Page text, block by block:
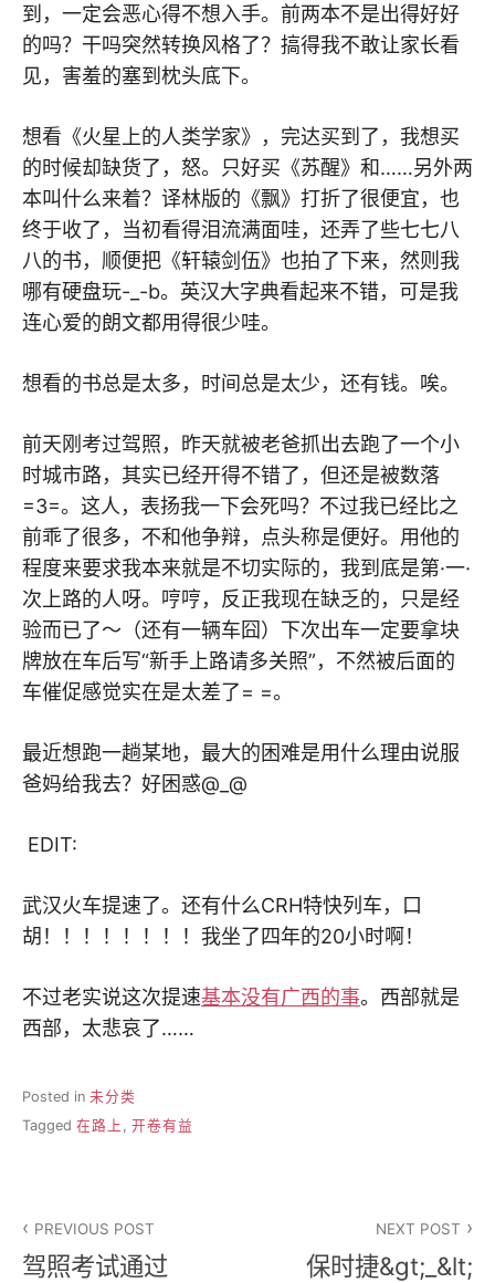
到，一定会恶心得不想入手。前两本不是出得好好
的吗？干吗突然转换风格了？搞得我不敢让家长看
见，害羞的塞到枕头底下。
想看《火星上的人类学家》，完达买到了，我想买
的时候却缺货了，怒。只好买《苏醒》和……另外两
本叫什么来着？译林版的《飘》打折了很便宜，也
终于收了，当初看得泪流满面哇，还弄了些七七八
八的书，顺便把《轩辕剑伍》也拍了下来，然则我
哪有硬盘玩-_-b。英汉大字典看起来不错，可是我
连心爱的朗文都用得很少哇。
想看的书总是太多，时间总是太少，还有钱。唉。
前天刚考过驾照，昨天就被老爸抓出去跑了一个小
时城市路，其实已经开得不错了，但还是被数落
=3=。这人，表扬我一下会死吗？不过我已经比之
前乖了很多，不和他争辩，点头称是便好。用他的
程度来要求我本来就是不切实际的，我到底是第·一·
次上路的人呀。哼哼，反正我现在缺乏的，只是经
验而已了～（还有一辆车囧）下次出车一定要拿块
牌放在车后写“新手上路请多关照”，不然被后面的
车催促感觉实在是太差了= =。
最近想跑一趟某地，最大的困难是用什么理由说服
爸妈给我去？好困惑@_@
EDIT:
武汉火车提速了。还有什么CRH特快列车，口
胡！！！！！！！！我坐了四年的20小时啊！
不过老实说这次提速基本没有广西的事。西部就是
西部，太悲哀了……
Posted in 未分类
Tagged 在路上 , 开卷有益
章
PREVIOUS POST
驾照考试通过
NEXT POST
保时捷&gt;_&lt;